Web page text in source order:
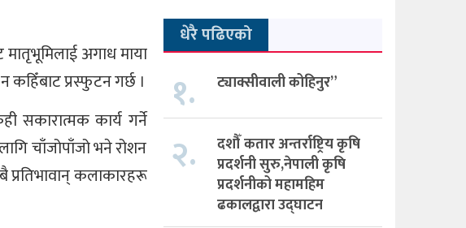
मातृभूमिलाई अगाध माया
प्रस्फुटन गर्छ ।
सकारात्मक कार्य गर्ने
चाँजोपाँजो भने रोशन
प्रतिभावान् कलाकारहरू
धेरै पढिएको
१. ट्याक्सीवाली कोहिनुर”
२.
दशौँ कतार अन्तर्राष्ट्रिय कृषि
प्रदर्शनी सुरु,नेपाली कृषि
प्रदर्शनीको महामहिम
ढकालद्वारा उद्घाटन